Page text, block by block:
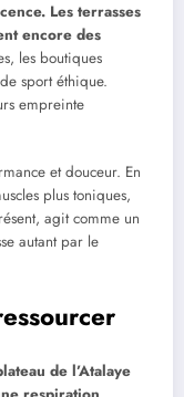
Les terrasses
encore des
les boutiques
sport éthique.
empreinte
et douceur. En
plus toniques,
agit comme un
autant par le
de l’Atalaye